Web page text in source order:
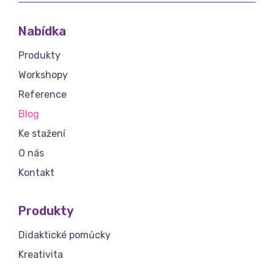
Nabídka
Produkty
Workshopy
Reference
Blog
Ke stažení
O nás
Kontakt
Produkty
Didaktické pomůcky
Kreativita